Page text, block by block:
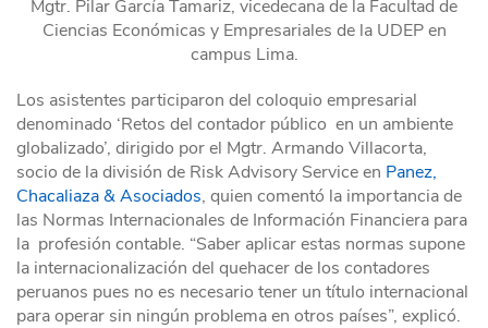
Mgtr. Pilar García Tamariz, vicedecana de la Facultad de
Ciencias Económicas y Empresariales de la UDEP en
campus Lima.
Los asistentes participaron del coloquio empresarial
denominado ‘Retos del contador público en un ambiente
globalizado’, dirigido por el Mgtr. Armando Villacorta,
socio de la división de Risk Advisory Service en Panez,
Chacaliaza & Asociados, quien comentó la importancia de
las Normas Internacionales de Información Financiera para
la profesión contable. “Saber aplicar estas normas supone
la internacionalización del quehacer de los contadores
peruanos pues no es necesario tener un título internacional
para operar sin ningún problema en otros países”, explicó.